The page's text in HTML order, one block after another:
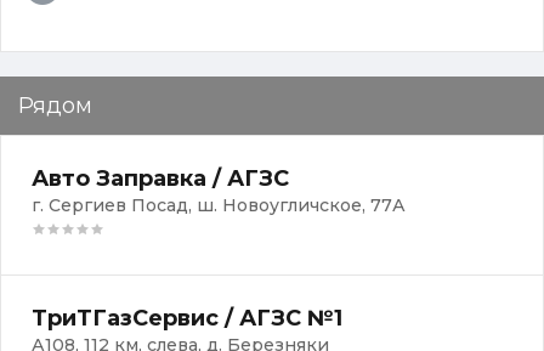
Рядом
Авто Заправка / АГЗС
г. Сергиев Посад, ш. Новоугличское, 77А
ТриТГазСервис / АГЗС №1
А108, 112 км, слева, д. Березняки